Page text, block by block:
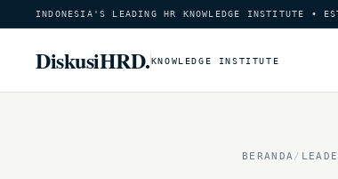
INDONESIA'S LEADING HR KNOWLEDGE INSTITUTE •
DiskusiHRD.KNOWLEDGE INSTITUTE
BERANDA/